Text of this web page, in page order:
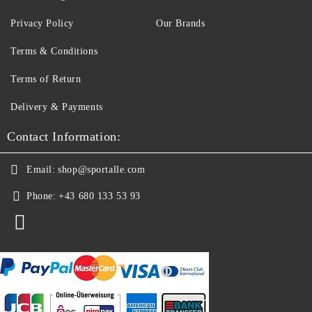
Privacy Policy
Terms & Conditions
Terms of Return
Delivery & Payments
Our Brands
Contact Information:
Email: shop@sportalle.com
Phone: +43 680 133 53 93